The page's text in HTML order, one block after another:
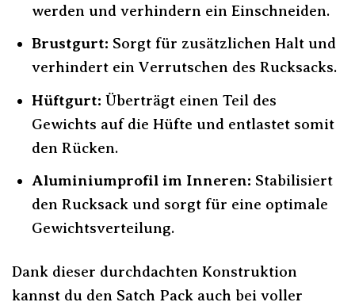
werden und verhindern ein Einschneiden.
Brustgurt: Sorgt für zusätzlichen Halt und
verhindert ein Verrutschen des Rucksacks.
Hüftgurt: Überträgt einen Teil des
Gewichts auf die Hüfte und entlastet somit
den Rücken.
Aluminiumprofil im Inneren: Stabilisiert
den Rucksack und sorgt für eine optimale
Gewichtsverteilung.
Dank dieser durchdachten Konstruktion
kannst du den Satch Pack auch bei voller